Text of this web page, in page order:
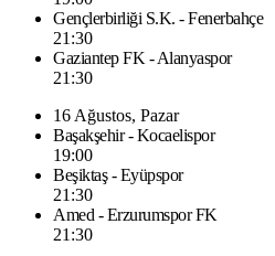
Gençlerbirliği S.K. - Fenerbahçe
21:30
Gaziantep FK - Alanyaspor
21:30
16 Ağustos, Pazar
Başakşehir - Kocaelispor
19:00
Beşiktaş - Eyüpspor
21:30
Amed - Erzurumspor FK
21:30